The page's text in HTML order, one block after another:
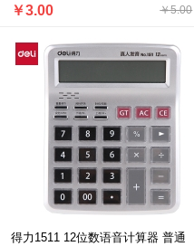
￥5.00
￥3.00
得力1511 12位数语音计算器 普通